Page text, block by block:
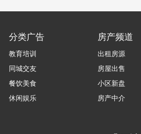
分类广告
教育培训
同城交友
餐饮美食
休闲娱乐
房产频道
出租房源
房屋出售
小区新盘
房产中介